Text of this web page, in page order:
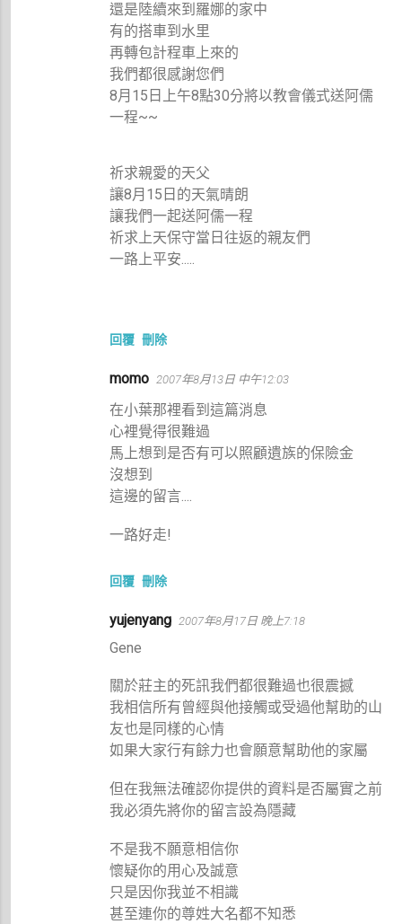
還是陸續來到羅娜的家中
有的搭車到水里
再轉包計程車上來的
我們都很感謝您們
8月15日上午8點30分將以教會儀式送阿儒
一程~~
祈求親愛的天父
讓8月15日的天氣晴朗
讓我們一起送阿儒一程
祈求上天保守當日往返的親友們
一路上平安.....
回覆 刪除
momo 2007年8月13日 中午12:03
在小葉那裡看到這篇消息
心裡覺得很難過
馬上想到是否有可以照顧遺族的保險金
沒想到
這邊的留言....
一路好走!
回覆 刪除
yujenyang 2007年8月17日 晚上7:18
Gene
關於莊主的死訊我們都很難過也很震撼
我相信所有曾經與他接觸或受過他幫助的山
友也是同樣的心情
如果大家行有餘力也會願意幫助他的家屬
但在我無法確認你提供的資料是否屬實之前
我必須先將你的留言設為隱藏
不是我不願意相信你
懷疑你的用心及誠意
只是因你我並不相識
甚至連你的尊姓大名都不知悉